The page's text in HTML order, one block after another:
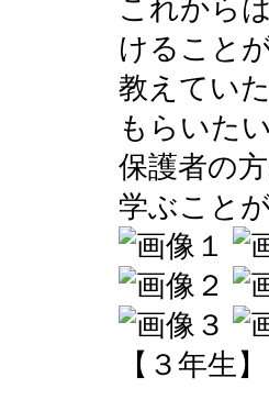
これから
けること
教えてい
もらいた
保護者の
学ぶこと
【３年生